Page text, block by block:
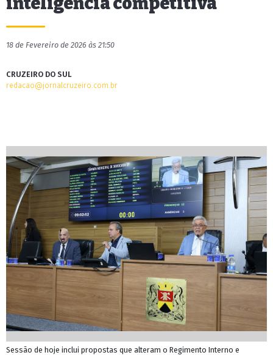
18 de Fevereiro de 2026 às 21:50
CRUZEIRO DO SUL
redacao@jornalcruzeiro.com.br
Sessão de hoje inclui propostas que alteram o Regimento Interno e